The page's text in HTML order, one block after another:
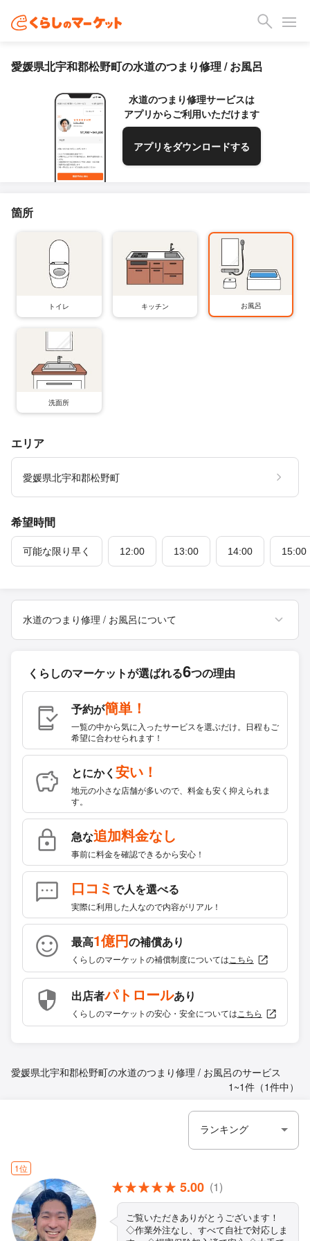
愛媛県北宇和郡松野町の水道のつまり修理 / お風呂
水道のつまり修理サービスは
アプリからご利用いただけます
アプリをダウンロードする
箇所
トイレ キッチン お風呂
洗面所
エリア
愛媛県北宇和郡松野町
希望時間
可能な限り早く 12:00 13:00 14:00 15:00
水道のつまり修理 / お風呂について
くらしのマーケットが選ばれる6つの理由
予約が簡単！
一覧の中から気に入ったサービスを選ぶだけ。日程もご
希望に合わせられます！
とにかく 安い！
地元の小さな店舗が多いので、料金も安く抑えられま
す。
急な追加料金なし
事前に料金を確認できるから安心！
口コミで人を選べる
実際に利用した人なので内容がリアル！
最高1億円の補償あり
くらしのマーケットの補償制度については こちら
出店者パトロールあり
くらしのマーケットの安心・安全については こちら
愛媛県北宇和郡松野町の水道のつまり修理 / お風呂のサービス
1~1件（1件中）
1位
5.00 (1)
ご覧いただきありがとうございます！
◇作業外注なし、すべて自社で対応しま